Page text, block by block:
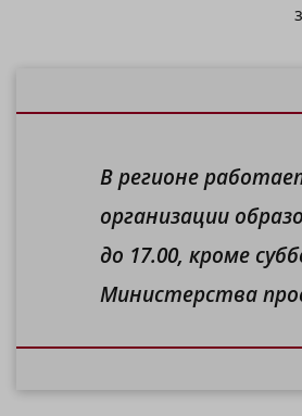
В регионе
организации
до 17.00, кроме
Министерства